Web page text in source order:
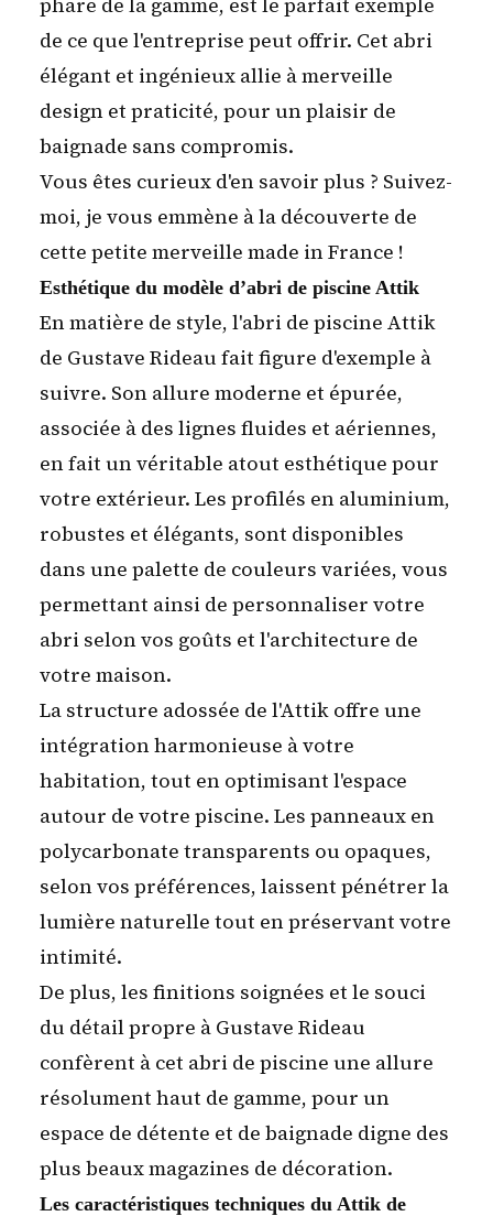
de ce que l'entreprise peut offrir. Cet abri
élégant et ingénieux allie à merveille
design et praticité, pour un plaisir de
baignade sans compromis.
Vous êtes curieux d'en savoir plus ? Suivez-
moi, je vous emmène à la découverte de
cette petite merveille made in France !
Esthétique du modèle d’abri de piscine Attik
En matière de style, l'abri de piscine Attik
de Gustave Rideau fait figure d'exemple à
suivre. Son allure moderne et épurée,
associée à des lignes fluides et aériennes,
en fait un véritable atout esthétique pour
votre extérieur. Les profilés en aluminium,
robustes et élégants, sont disponibles
dans une palette de couleurs variées, vous
permettant ainsi de personnaliser votre
abri selon vos goûts et l'architecture de
votre maison.
La structure adossée de l'Attik offre une
intégration harmonieuse à votre
habitation, tout en optimisant l'espace
autour de votre piscine. Les panneaux en
polycarbonate transparents ou opaques,
selon vos préférences, laissent pénétrer la
lumière naturelle tout en préservant votre
intimité.
De plus, les finitions soignées et le souci
du détail propre à Gustave Rideau
confèrent à cet abri de piscine une allure
résolument haut de gamme, pour un
espace de détente et de baignade digne des
plus beaux magazines de décoration.
Les caractéristiques techniques du Attik de